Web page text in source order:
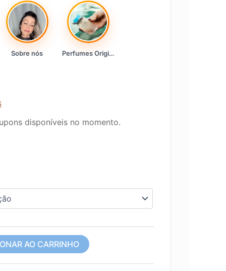
Sobre nós Perfumes Originais
disponíveis no momento.
AO CARRINHO